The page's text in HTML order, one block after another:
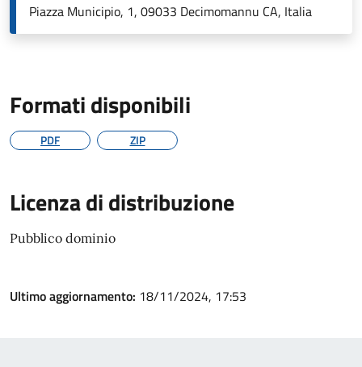
Piazza Municipio, 1, 09033 Decimomannu CA, Italia
Formati disponibili
PDF ZIP
Licenza di distribuzione
Pubblico dominio
Ultimo aggiornamento: 18/11/2024, 17:53